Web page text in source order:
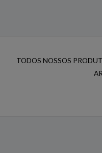
TODOS NOSSOS